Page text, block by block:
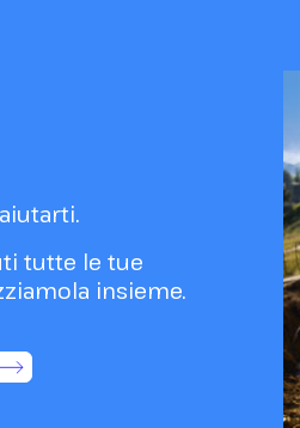
tutte le tue
insieme.